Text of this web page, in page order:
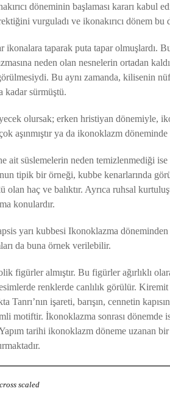
döneminin başlaması kararı kabul
vurguladı ve ikonakırıcı dönem bu
taparak puta tapar olmuşlardı.
neden olan nesnelerin ortadan
Bu aynı zamanda, kilisenin
kadar sürmüştü.
olursak; erken hristiyan dönemiyle,
aşınmıştır ya da ikonoklazm
ait süslemelerin neden temizlenmediği
tipik bir örneği, kubbe kenarlarında
haç ve balıktır. Ayrıca ruhsal
konulardır.
yarı kubbesi Ikonoklazma
da buna örnek verilebilir.
figürler almıştır. Bu figürler ağırlıklı
renklerde canlılık görülür. Kiremit
Tanrı’nın işareti, barışın, cennetin
motiftir. İkonoklazma sonrası dönemde
tarihi ikonoklazm döneme uzanan
scaled